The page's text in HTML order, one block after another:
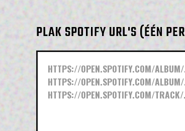
PLAK SPOTIFY URL'S (ÉÉN